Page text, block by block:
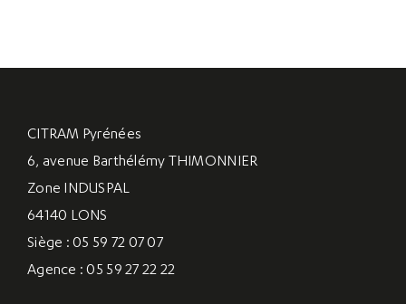
CITRAM Pyrénées
6, avenue Barthélémy THIMONNIER
Zone INDUSPAL
64140 LONS
Siège : 05 59 72 07 07
Agence : 05 59 27 22 22